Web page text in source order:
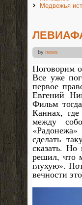
Медвежья
by news
Поговорим
Все уже
первое
Евгений
Фильм
Каннах,
между
сделать
сказать.
решил, что
глухую».
вечности